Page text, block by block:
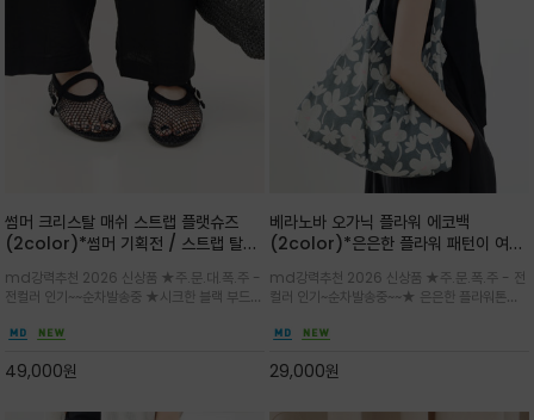
썸머 크리스탈 매쉬 스트랩 플랫슈즈
(2color)*썸머 기획전 / 스트랩 탈착
세한 메쉬 짜임 위로 은은하게 반짝이는
크리스탈 디테일을 더한 플랫슈즈
md강력추천 2026 신상품 ★주.문.대.폭.주 -
전컬러 인기~~순차발송중 ★시크한 블랙 부드러
하게 좋으며 가볍고 시원해 데일리 만능 아이템 /
49,000원
베라노바 오가닉 플라워 에코백
(2color)*은은한 플라워 패턴이 여름
코백
md강력추천 2026 신상품 ★주.문.폭.주 - 전
컬러 인기~순차발송중~~★ 은은한 플라워톤이
고급스럽게 내추럴한 감성의 천연 오가닉 코튼소
해져 완성
29,000원